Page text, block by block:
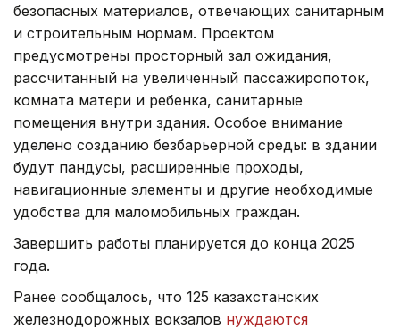
безопасных материалов, отвечающих санитарным
и строительным нормам. Проектом
предусмотрены просторный зал ожидания,
рассчитанный на увеличенный пассажиропоток,
комната матери и ребенка, санитарные
помещения внутри здания. Особое внимание
уделено созданию безбарьерной среды: в здании
будут пандусы, расширенные проходы,
навигационные элементы и другие необходимые
удобства для маломобильных граждан.
Завершить работы планируется до конца 2025
года.
Ранее сообщалось, что 125 казахстанских
железнодорожных вокзалов нуждаются